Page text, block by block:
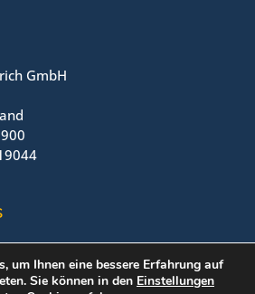
GmbH
um Ihnen eine bessere Erfahrung auf
Sie können in den Einstellungen